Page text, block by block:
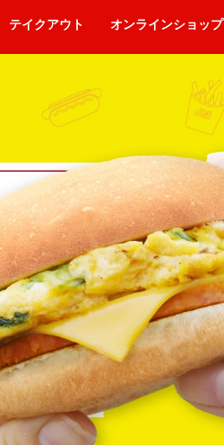
テイクアウト オンラインショップ